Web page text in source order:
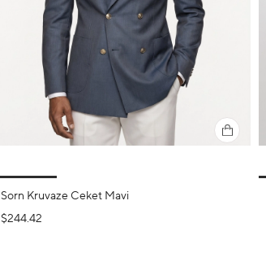
Sorn Kruvaze Ceket Mavi
$244.42